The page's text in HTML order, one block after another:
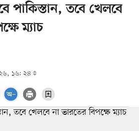
পাকিস্তান, তবে খেলবে
ম্যাচ
১৬: ২৪